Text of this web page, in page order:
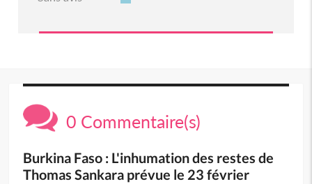
0 Commentaire(s)
Burkina Faso : L'inhumation des restes de
Thomas Sankara prévue le 23 février